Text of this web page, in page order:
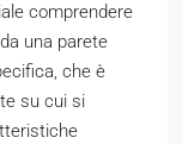
comprendere
una parete
che è
su cui si